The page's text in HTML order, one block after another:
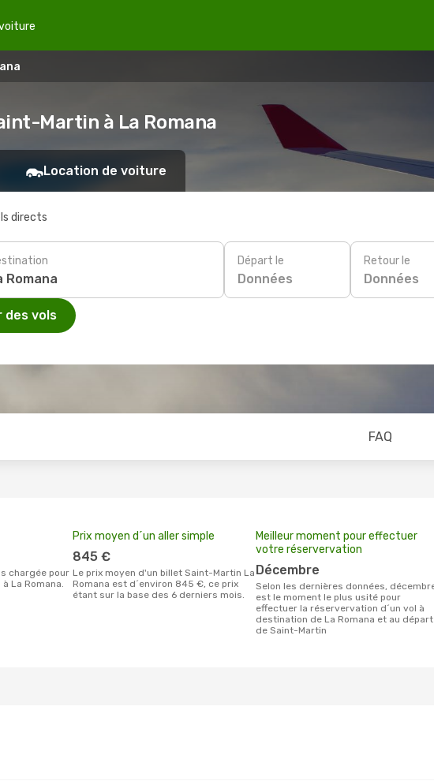
Martin à La Romana
Location de voiture
directs
Départ le
Données
Retour le
Données
des vols
FAQ
La Romana.
Prix moyen d´un aller simple
845 €
Le prix moyen d'un billet Saint-Martin La
Romana est d´environ 845 €, ce prix
étant sur la base des 6 derniers mois.
Meilleur moment pour effectuer
votre réservervation
décembre
Selon les dernières données, décembre
est le moment le plus usité pour
effectuer la réservervation d´un vol à
destination de La Romana et au départ
de Saint-Martin